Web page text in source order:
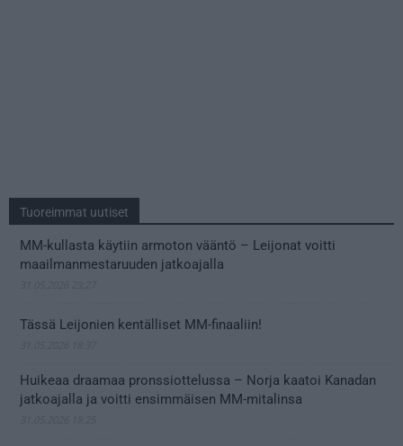
Tuoreimmat uutiset
MM-kullasta käytiin armoton vääntö – Leijonat voitti
maailmanmestaruuden jatkoajalla
Tässä Leijonien kentälliset MM-finaaliin!
Huikeaa draamaa pronssiottelussa – Norja kaatoi Kanadan
jatkoajalla ja voitti ensimmäisen MM-mitalinsa